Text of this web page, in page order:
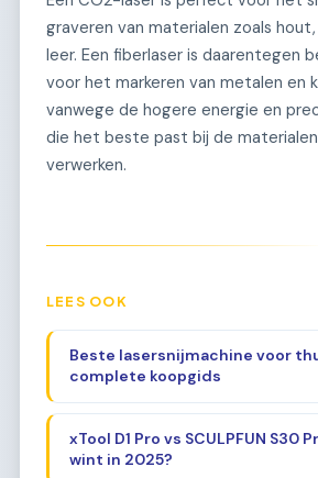
graveren van materialen zoals
leer. Een fiberlaser is daarentegen
voor het markeren van metalen en
vanwege de hogere energie en
die het beste past bij de
verwerken.
LEES OOK
Beste lasersnijmachine voor
complete koopgids
xTool D1 Pro vs SCULPFUN S30
wint in 2025?